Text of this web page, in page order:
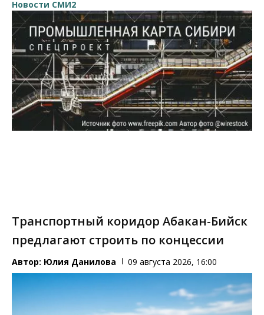
Новости СМИ2
Транспортный коридор Абакан-Бийск
предлагают строить по концессии
Автор: Юлия Данилова 09 августа 2026, 16:00